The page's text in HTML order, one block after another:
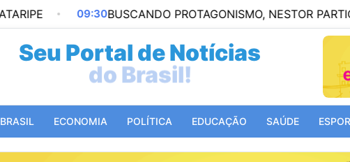
09:30 BUSCANDO PROTAGONISMO, NESTOR PARTICIPA DE
Seu Portal de Notícias
do Mundo!
BRASIL ECONOMIA POLÍTICA EDUCAÇÃO SAÚDE